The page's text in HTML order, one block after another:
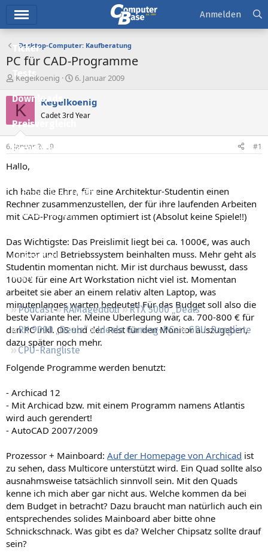
Ticker
Tests
Downloads
Preisvergleich
Forum
Aktuelles
Empfohlene Inhalte
Neue Beiträge
Leserartikel
Regeln
Podcast RAMageddon
RTX 5000 „Deals“
RX 9000 „Deals“
Ideale Gaming-PCs
GPU-Rangliste
CPU-Rangliste
Anmelden
Desktop-Computer: Kaufberatung
PC für CAD-Programme
E
s
e
e
r
Kegelkoenig
E
s
e
t
6. Januar 2009
K Kegelkoenig
Cadet 3rd Year
6. Januar 2009 #1
Hallo,
ich habe die Ehre, für eine Architektur-Studentin einen
Rechner zusammenzustellen, der für ihre laufenden Arbeiten
mit CAD-Programmen optimiert ist (Absolut keine Spiele!!)
Das Wichtigste: Das Preislimit liegt bei ca. 1000€, was auch
Monitor und Betriebssystem beinhalten muss. Mehr geht als
Studentin momentan nicht. Mir ist durchaus bewusst, dass
1000€ für eine Art Workstation nicht viel ist. Momentan
arbeitet sie aber an einem relativ alten Laptop, was
minutenlanges warten bedeutet! Für das Budget soll also die
beste Variante her. Meine Überlegung war, ca. 700-800 € für
den PC inkl. OS und den Rest für den Monitor auszugeben,
dazu später noch mehr.
Folgende Programme werden benutzt:
- Archicad 12
- Mit Archicad bzw. mit einem Programm namens Atlantis
wird auch gerendert!
- AutoCAD 2007/2009
Prozessor + Mainboard: Auf der Homepage von Archicad ist
zu sehen, dass Multicore unterstützt wird. Ein Quad sollte also
ausnahmsweise tatsächlich sinnvoll sein. Mit den Quads
kenne ich mich aber gar nicht aus. Welche kommen da bei
dem Budget in betracht? Dazu braucht man natürlich auch ein
entsprechendes solides Mainboard aber bitte ohne
Schnickschnack. Was gibt es da? Welcher Chipsatz sollte drauf
sein?